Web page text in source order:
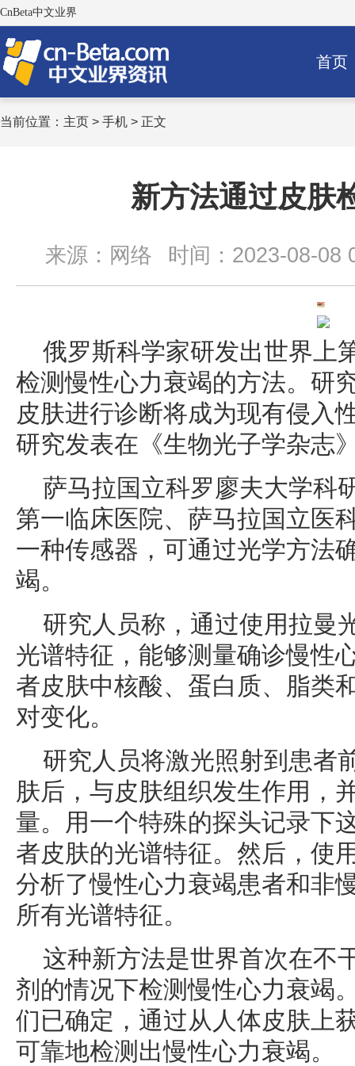
CnBeta中文业界
首页
当前位置： 主页 > 手机 > 正文
新方法通过皮肤
来源：网络 时间：2023-08-08
俄罗斯科学家研发出世界上
检测慢性心力衰竭的方法。研
皮肤进行诊断将成为现有侵入
研究发表在《生物光子学杂志
萨马拉国立科罗廖夫大学科
第一临床医院、萨马拉国立医
一种传感器，可通过光学方法
竭。
研究人员称，通过使用拉曼
光谱特征，能够测量确诊慢性
者皮肤中核酸、蛋白质、脂类
对变化。
研究人员将激光照射到患者
肤后，与皮肤组织发生作用，
量。用一个特殊的探头记录下
者皮肤的光谱特征。然后，使
分析了慢性心力衰竭患者和非
所有光谱特征。
这种新方法是世界首次在不
剂的情况下检测慢性心力衰竭
们已确定，通过从人体皮肤上
可靠地检测出慢性心力衰竭。